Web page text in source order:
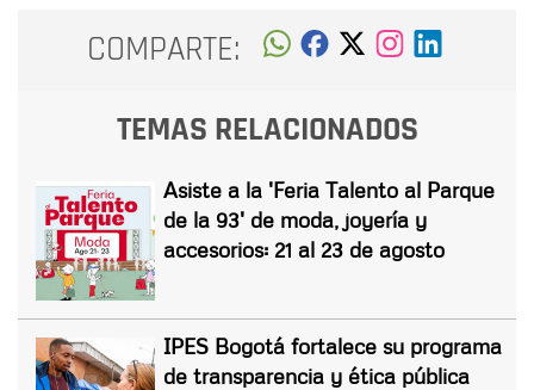
COMPARTE:
TEMAS RELACIONADOS
Asiste a la 'Feria Talento al Parque
de la 93' de moda, joyería y
accesorios: 21 al 23 de agosto
IPES Bogotá fortalece su programa
de transparencia y ética pública